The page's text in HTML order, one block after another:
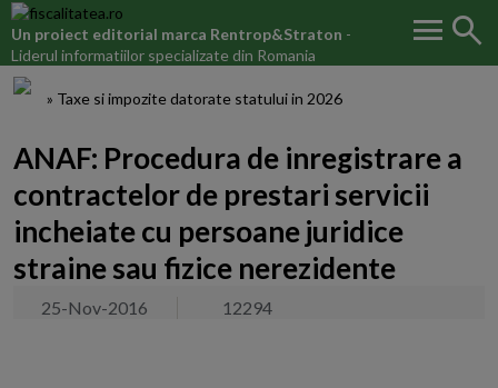
Un proiect editorial marca Rentrop&Straton -
Liderul informatiilor specializate din Romania
menu search
» Taxe si impozite datorate statului in 2026
ANAF: Procedura de inregistrare a
contractelor de prestari servicii
incheiate cu persoane juridice
straine sau fizice nerezidente
25-Nov-2016 12294